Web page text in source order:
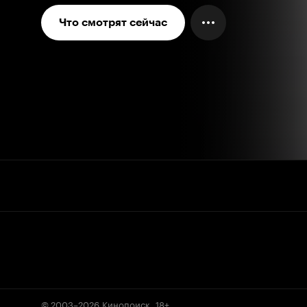
Что смотрят сейчас
© 2003–2026 Кинопоиск 18+